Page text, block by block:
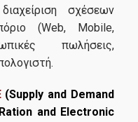
σχέ­σεων
(Web, Mobile,
πωλήσεις,
(Supply and Demand
and Electronic